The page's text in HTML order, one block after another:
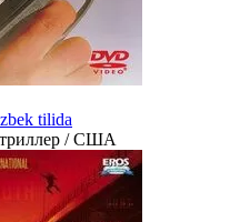
tilida
триллер / США